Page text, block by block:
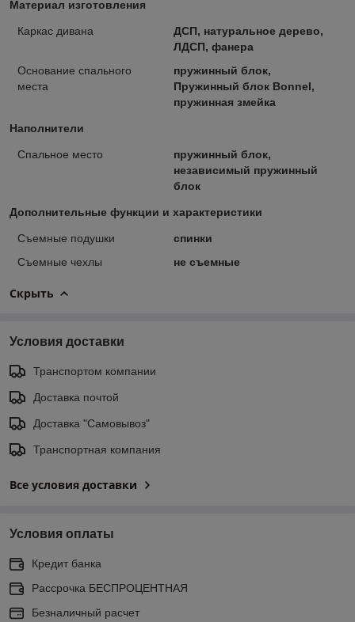
Материал изготовления
Каркас дивана
ДСП, натуральное дерево,
ЛДСП, фанера
Основание спального
места
пружинный блок,
Пружинный блок Bonnel,
пружинная змейка
Наполнители
Спальное место
пружинный блок,
независимый пружинный
блок
Дополнительные функции и характеристики
Съемные подушки
спинки
Съемные чехлы
не съемные
Скрыть
Условия доставки
Транспортом компании
Доставка почтой
Доставка "Самовывоз"
Транспортная компания
Все условия доставки
Условия оплаты
Кредит банка
Рассрочка БЕСПРОЦЕНТНАЯ
Безналичный расчет